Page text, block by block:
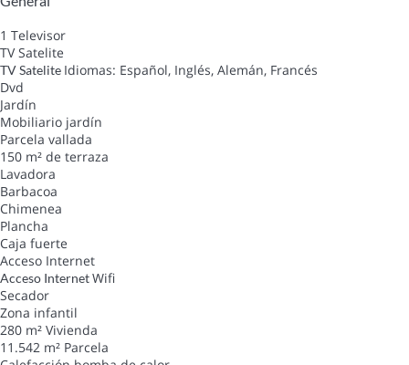
1 Televisor
TV Satelite
TV Satelite Idiomas: Español, Inglés, Alemán, Francés
Dvd
Jardín
Mobiliario jardín
Parcela vallada
150 m² de terraza
Lavadora
Barbacoa
Chimenea
Plancha
Caja fuerte
Acceso Internet
Acceso InternetWifi
Secador
Zona infantil
280 m² Vivienda
11.542 m² Parcela